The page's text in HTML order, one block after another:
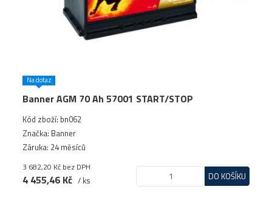
Na dotaz
Banner AGM 70 Ah 57001 START/STOP
Kód zboží: bn062
Značka: Banner
Záruka: 24 měsíců
3 682,20 Kč bez DPH
4 455,46 Kč / ks DO KOŠÍKU